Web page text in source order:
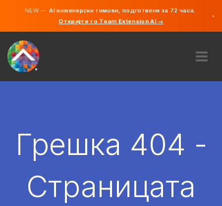
NEW —AI инженерски тимови, подготвени за 72 часа.
Откријте го Team Extension AI →
×
АНГАЖИРАЈ
Грешка 404 -
Страницата